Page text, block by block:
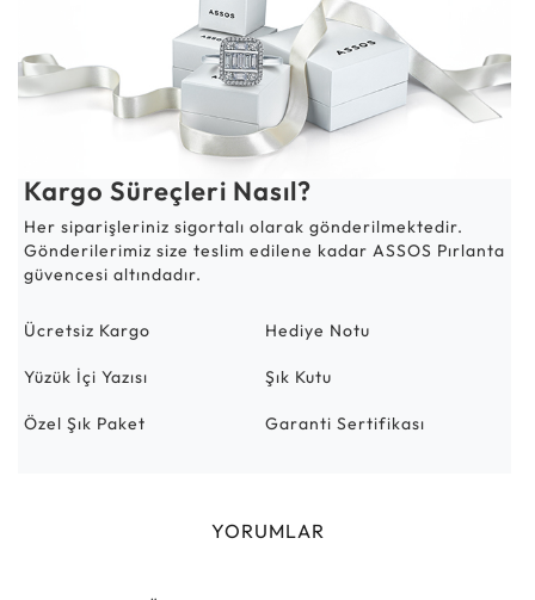
Kargo Süreçleri Nasıl?
Her siparişleriniz sigortalı olarak gönderilmektedir.
Gönderilerimiz size teslim edilene kadar ASSOS Pırlanta
güvencesi altındadır.
Ücretsiz Kargo Hediye Notu
Yüzük İçi Yazısı Şık Kutu
Özel Şık Paket Garanti Sertifikası
YORUMLAR